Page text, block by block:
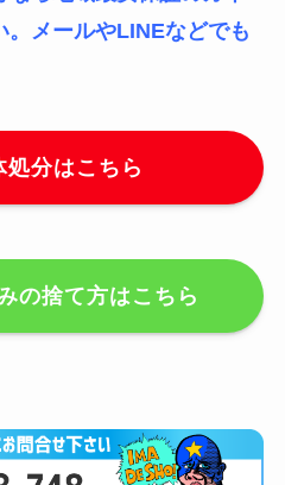
。メールやLINEなどでも
処分はこちら
の捨て方はこちら